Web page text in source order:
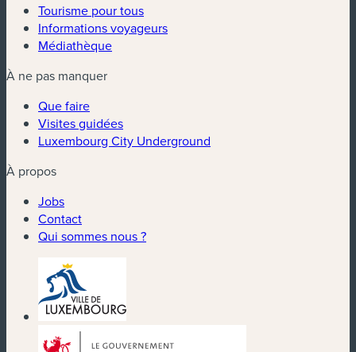
Tourisme pour tous
Informations voyageurs
Médiathèque
À ne pas manquer
Que faire
Visites guidées
Luxembourg City Underground
À propos
Jobs
Contact
Qui sommes nous ?